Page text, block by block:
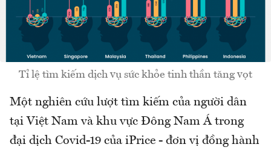
Tỉ lệ tìm kiếm dịch vụ sức khỏe tinh thần tăng vọt
Một nghiên cứu lượt tìm kiếm của người dân
tại Việt Nam và khu vực Đông Nam Á trong
đại dịch Covid-19 của iPrice - đơn vị đồng hành